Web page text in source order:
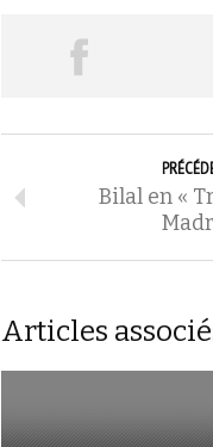
Bilal en «
Articles